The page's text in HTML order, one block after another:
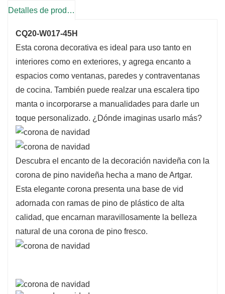
REGALO PERFECTO:
aniversario, ceremonia de boda o fiesta de
inauguración de Acción de Gracias.
Adecuado para decoración: es apropiado para
decoraciones navideñas, decoraciones
domésticas, decoraciones de centros
comerciales de compra de posadas como
guirnaldas para colocar.
Detalles de producto
CQ20-W017-45H
Esta corona decorativa es ideal para uso tanto en
interiores como en exteriores, y agrega encanto a
espacios como ventanas, paredes y contraventanas
de cocina. También puede realzar una escalera tipo
manta o incorporarse a manualidades para darle un
toque personalizado. ¿Dónde imaginas usarlo más?
Descubra el encanto de la decoración navideña con la
corona de pino navideña hecha a mano de Artgar.
Esta elegante corona presenta una base de vid
adornada con ramas de pino de plástico de alta
calidad, que encarnan maravillosamente la belleza
natural de una corona de pino fresco.